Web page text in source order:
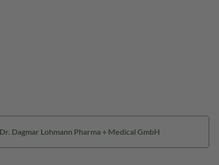
Dagmar Lohmann Pharma + Medical GmbH